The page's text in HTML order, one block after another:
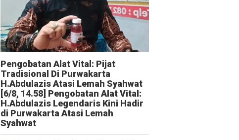
Pengobatan Alat Vital: Pijat
Tradisional Di Purwakarta
H.Abdulazis Atasi Lemah Syahwat
[6/8, 14.58] Pengobatan Alat Vital:
H.Abdulazis Legendaris Kini Hadir
di Purwakarta Atasi Lemah
Syahwat